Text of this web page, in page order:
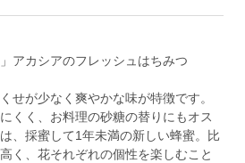
アカシアのフレッシュはちみつ
せが少なく爽やかな味が特徴です。
くく、お料理の砂糖の替りにもオス
、採蜜して1年未満の新しい蜂蜜。比
く、花それぞれの個性を楽しむこと